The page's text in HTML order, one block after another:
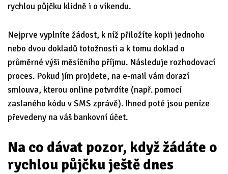
rychlou půjčku klidně i o víkendu.
Nejprve vyplníte žádost, k níž přiložíte kopii jednoho
nebo dvou dokladů totožnosti a k tomu doklad o
průměrné výši měsíčního příjmu. Následuje rozhodovací
proces. Pokud jím projdete, na e-mail vám dorazí
smlouva, kterou online potvrdíte (např. pomocí
zaslaného kódu v SMS zprávě). Ihned poté jsou peníze
převedeny na váš bankovní účet.
Na co dávat pozor, když žádáte o
rychlou půjčku ještě dnes